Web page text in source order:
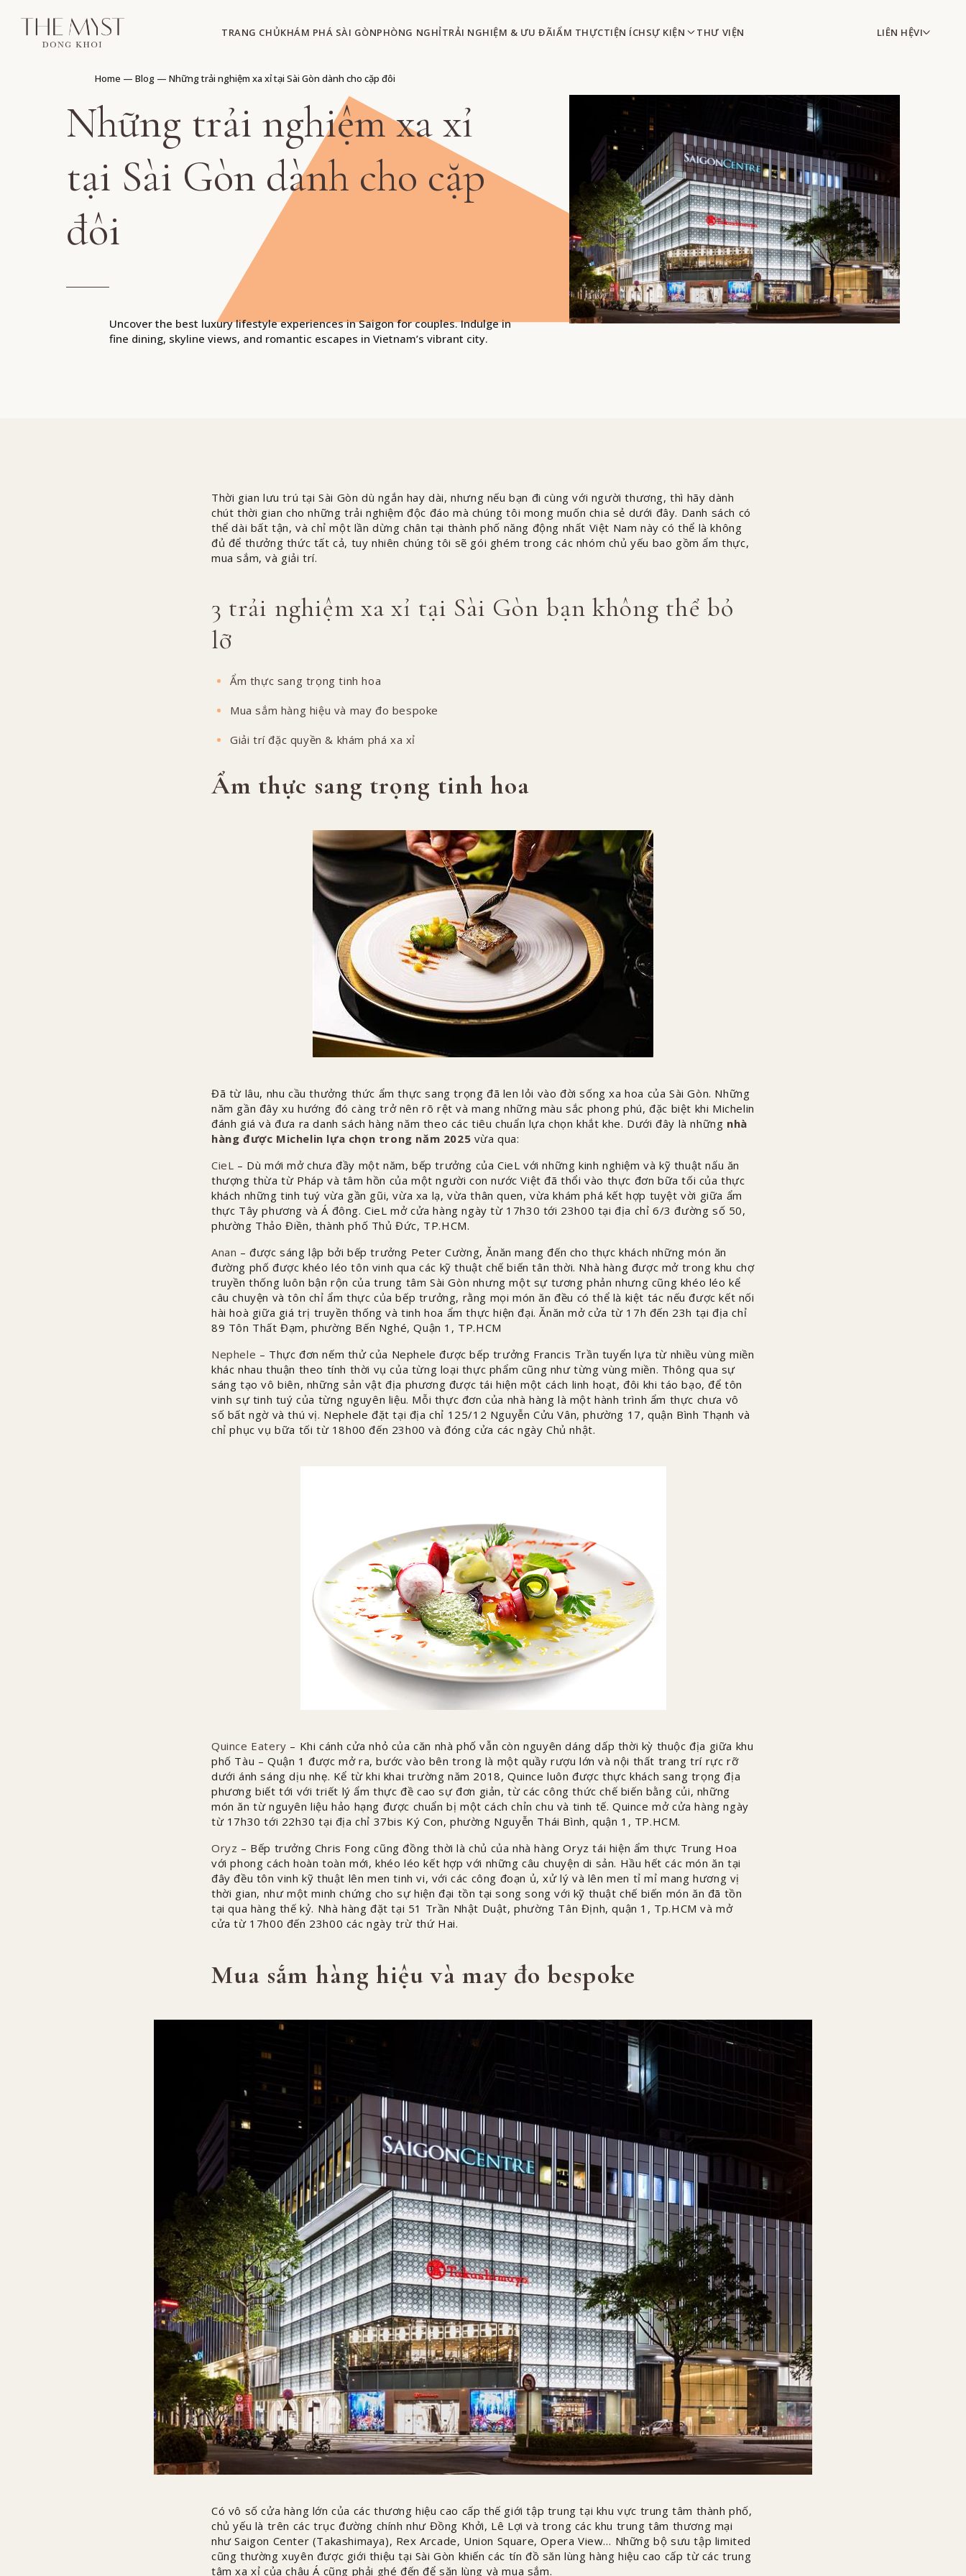
TRANG CHỦKHÁM PHÁ SÀI GÒNPHÒNG NGHỈTRẢI NGHIỆM & ƯU ĐÃIẨM THỰCTIỆN ÍCHSỰ KIỆN THƯ VIỆN LIÊN HỆVI
Home — Blog — Những trải nghiệm xa xỉ tại Sài Gòn dành cho cặp đôi
Những trải nghiệm xa xỉ
tại Sài Gòn dành cho cặp
đôi
Uncover the best luxury lifestyle experiences in Saigon for couples. Indulge in
fine dining, skyline views, and romantic escapes in Vietnam’s vibrant city.
Thời gian lưu trú tại Sài Gòn dù ngắn hay dài, nhưng nếu bạn đi cùng với người thương, thì hãy dành
chút thời gian cho những trải nghiệm độc đáo mà chúng tôi mong muốn chia sẻ dưới đây. Danh sách có
thể dài bất tận, và chỉ một lần dừng chân tại thành phố năng động nhất Việt Nam này có thể là không
đủ để thưởng thức tất cả, tuy nhiên chúng tôi sẽ gói ghém trong các nhóm chủ yếu bao gồm ẩm thực,
mua sắm, và giải trí.
3 trải nghiệm xa xỉ tại Sài Gòn bạn không thể bỏ
lỡ
Ẩm thực sang trọng tinh hoa
Mua sắm hàng hiệu và may đo bespoke
Giải trí đặc quyền & khám phá xa xỉ
Ẩm thực sang trọng tinh hoa
Đã từ lâu, nhu cầu thưởng thức ẩm thực sang trọng đã len lỏi vào đời sống xa hoa của Sài Gòn. Những
năm gần đây xu hướng đó càng trở nên rõ rệt và mang những màu sắc phong phú, đặc biệt khi Michelin
đánh giá và đưa ra danh sách hàng năm theo các tiêu chuẩn lựa chọn khắt khe. Dưới đây là những nhà
hàng được Michelin lựa chọn trong năm 2025 vừa qua:
CieL – Dù mới mở chưa đầy một năm, bếp trưởng của CieL với những kinh nghiệm và kỹ thuật nấu ăn
thượng thừa từ Pháp và tâm hồn của một người con nước Việt đã thổi vào thực đơn bữa tối của thực
khách những tinh tuý vừa gần gũi, vừa xa lạ, vừa thân quen, vừa khám phá kết hợp tuyệt vời giữa ẩm
thực Tây phương và Á đông. CieL mở cửa hàng ngày từ 17h30 tới 23h00 tại địa chỉ 6/3 đường số 50,
phường Thảo Điền, thành phố Thủ Đức, TP.HCM.
Anan – được sáng lập bởi bếp trưởng Peter Cường, Ănăn mang đến cho thực khách những món ăn
đường phố được khéo léo tôn vinh qua các kỹ thuật chế biến tân thời. Nhà hàng được mở trong khu chợ
truyền thống luôn bận rộn của trung tâm Sài Gòn nhưng một sự tương phản nhưng cũng khéo léo kể
câu chuyện và tôn chỉ ẩm thực của bếp trưởng, rằng mọi món ăn đều có thể là kiệt tác nếu được kết nối
hài hoà giữa giá trị truyền thống và tinh hoa ẩm thực hiện đại. Ănăn mở cửa từ 17h đến 23h tại địa chỉ
89 Tôn Thất Đạm, phường Bến Nghé, Quận 1, TP.HCM
Nephele – Thực đơn nếm thử của Nephele được bếp trưởng Francis Trần tuyển lựa từ nhiều vùng miền
khác nhau thuận theo tính thời vụ của từng loại thực phẩm cũng như từng vùng miền. Thông qua sự
sáng tạo vô biên, những sản vật địa phương được tái hiện một cách linh hoạt, đôi khi táo bạo, để tôn
vinh sự tinh tuý của từng nguyên liệu. Mỗi thực đơn của nhà hàng là một hành trình ẩm thực chưa vô
số bất ngờ và thú vị. Nephele đặt tại địa chỉ 125/12 Nguyễn Cửu Vân, phường 17, quận Bình Thạnh và
chỉ phục vụ bữa tối từ 18h00 đến 23h00 và đóng cửa các ngày Chủ nhật.
Quince Eatery – Khi cánh cửa nhỏ của căn nhà phố vẫn còn nguyên dáng dấp thời kỳ thuộc địa giữa khu
phố Tàu – Quận 1 được mở ra, bước vào bên trong là một quầy rượu lớn và nội thất trang trí rực rỡ
dưới ánh sáng dịu nhẹ. Kể từ khi khai trường năm 2018, Quince luôn được thực khách sang trọng địa
phương biết tới với triết lý ẩm thực đề cao sự đơn giản, từ các công thức chế biến bằng củi, những
món ăn từ nguyên liệu hảo hạng được chuẩn bị một cách chỉn chu và tinh tế. Quince mở cửa hàng ngày
từ 17h30 tới 22h30 tại địa chỉ 37bis Ký Con, phường Nguyễn Thái Bình, quận 1, TP.HCM.
Oryz – Bếp trưởng Chris Fong cũng đồng thời là chủ của nhà hàng Oryz tái hiện ẩm thực Trung Hoa
với phong cách hoàn toàn mới, khéo léo kết hợp với những câu chuyện di sản. Hầu hết các món ăn tại
đây đều tôn vinh kỹ thuật lên men tinh vi, với các công đoạn ủ, xử lý và lên men tỉ mỉ mang hương vị
thời gian, như một minh chứng cho sự hiện đại tồn tại song song với kỹ thuật chế biến món ăn đã tồn
tại qua hàng thế kỷ. Nhà hàng đặt tại 51 Trần Nhật Duật, phường Tân Định, quận 1, Tp.HCM và mở
cửa từ 17h00 đến 23h00 các ngày trừ thứ Hai.
Mua sắm hàng hiệu và may đo bespoke
Có vô số cửa hàng lớn của các thương hiệu cao cấp thế giới tập trung tại khu vực trung tâm thành phố,
chủ yếu là trên các trục đường chính như Đồng Khởi, Lê Lợi và trong các khu trung tâm thương mại
như Saigon Center (Takashimaya), Rex Arcade, Union Square, Opera View… Những bộ sưu tập limited
cũng thường xuyên được giới thiệu tại Sài Gòn khiến các tín đồ săn lùng hàng hiệu cao cấp từ các trung
tâm xa xỉ của châu Á cũng phải ghé đến để săn lùng và mua sắm.